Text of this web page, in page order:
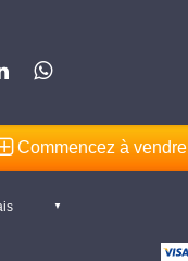
Commencez à vendre